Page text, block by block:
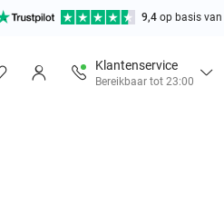
9,4 op basis van
Klantenservice
Bereikbaar tot 23:00